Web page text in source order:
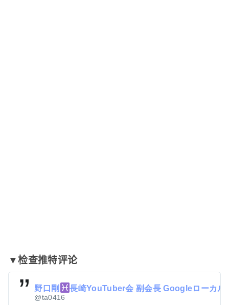
▼检查推特评论
野口剛 長崎YouTuber会 副会長 Googleローカルガイ
@ta0416